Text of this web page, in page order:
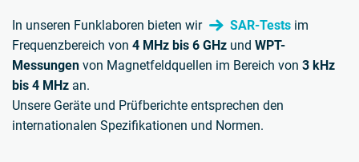
In unseren Funklaboren bieten wir SAR-Tests im
Frequenzbereich von 4 MHz bis 6 GHz und WPT-
Messungen von Magnetfeldquellen im Bereich von 3 kHz
bis 4 MHz an.
Unsere Geräte und Prüfberichte entsprechen den
internationalen Spezifikationen und Normen.